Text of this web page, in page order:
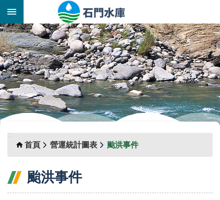
跳到主要內容區塊
::: _
:::
首頁
營運統計圖表 颱洪事件
颱洪事件